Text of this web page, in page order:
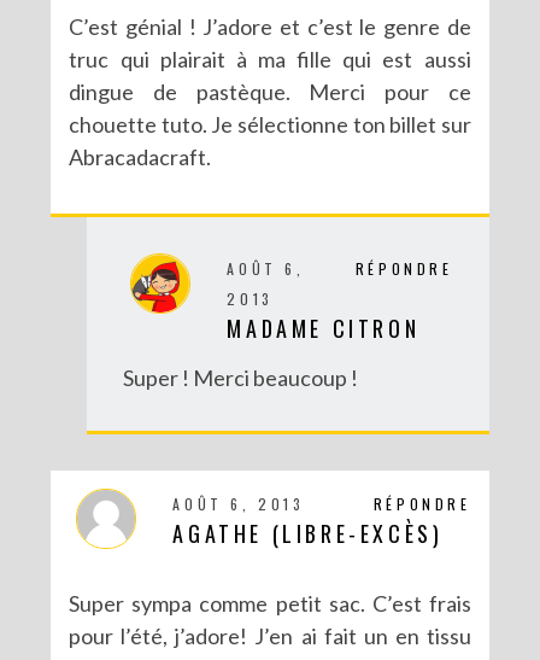
C’est génial ! J’adore et c’est le genre de
truc qui plairait à ma fille qui est aussi
dingue de pastèque. Merci pour ce
chouette tuto. Je sélectionne ton billet sur
Abracadacraft.
RÉPONDRE
AOÛT 6,
2013
MADAME CITRON
Super ! Merci beaucoup !
RÉPONDRE
AOÛT 6, 2013
AGATHE (LIBRE-EXCÈS)
Super sympa comme petit sac. C’est frais
pour l’été, j’adore! J’en ai fait un en tissu